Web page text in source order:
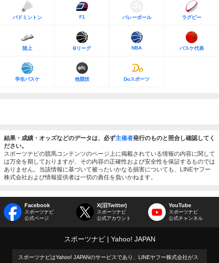
バドミントン F1 バレーボール ラグビー
陸上 Bリーグ NBA バスケ代表
学生バスケ 他競技 Doスポーツ
結果・成績・オッズなどのデータは、必ず主催者発行のものと照合し確認してく
ださい。
スポーツナビの競馬コンテンツのページ上に掲載されている情報の内容に関して
は万全を期しておりますが、その内容の正確性および安全性を保証するものでは
ありません。当該情報に基づいて被ったいかなる損害についても、LINEヤフー
株式会社および情報提供者は一切の責任を負いかねます。
Facebook
スポーツナビ
公式ページ
X(旧Twitter)
スポーツナビ
公式アカウント
YouTube
スポーツナビ
公式チャンネル
スポーツナビ Yahoo! JAPAN
スポーツナビはYahoo! JAPANのサービスであり、LINEヤフー株式会社がス